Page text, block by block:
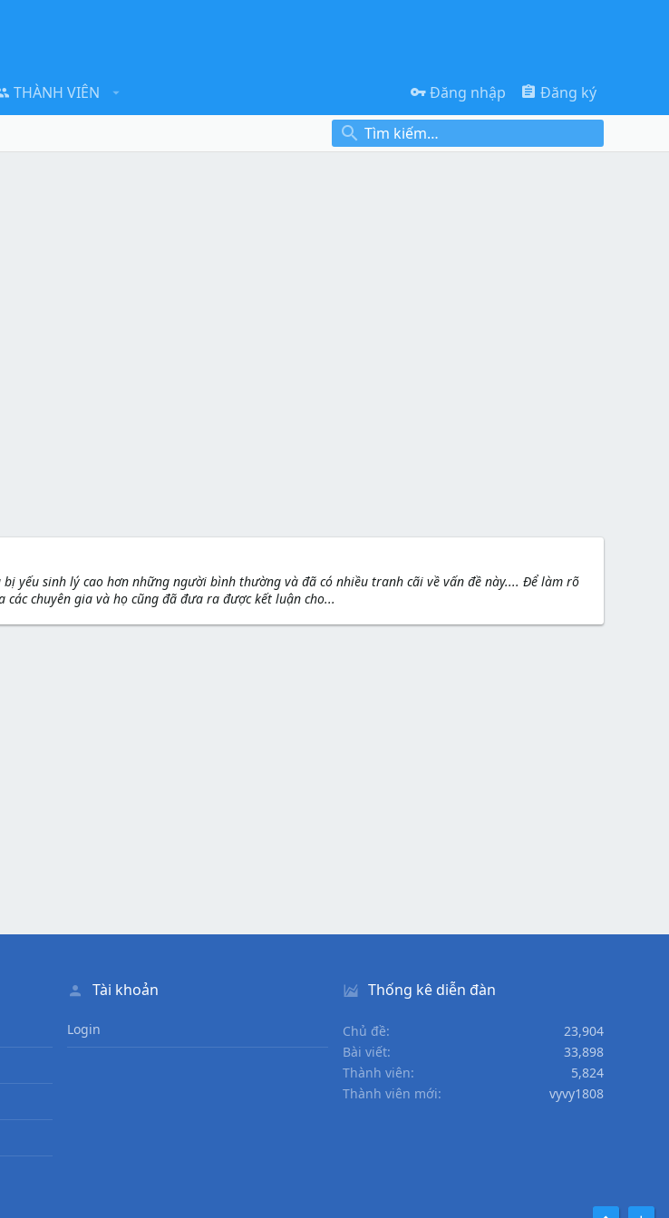
THÀNH VIÊN Đăng nhập Đăng ký
yếu sinh lý cao hơn những người bình thường và đã có nhiều tranh cãi về vấn đề này.... Để làm rõ
chuyên gia và họ cũng đã đưa ra được kết luận cho...
Tài khoản
Login
Thống kê diễn đàn
Chủ đề
23,904
Bài viết
33,898
Thành viên
5,824
Thành viên mới
vyvy1808